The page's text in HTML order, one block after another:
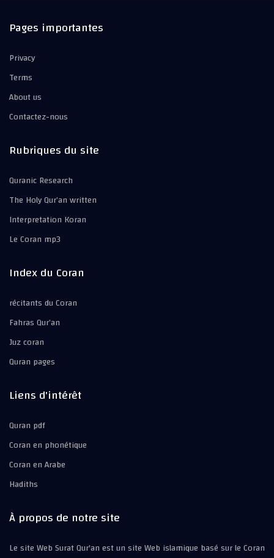
Pages importantes
Privacy
Terms
About us
Contactez-nous
Rubriques du site
Quranic Research
The Holy Qur’an written
Interpretation Koran
Le Coran mp3
Index du Coran
récitants du Coran
Fahras Qur’an
Juz coran
Quran pages
Liens d'intérêt
Quran pdf
Coran en phonétique
Coran en Arabe
Hadiths
À propos de notre site
Le site Web Surat Qur'an est un site Web islamique basé sur le Coran